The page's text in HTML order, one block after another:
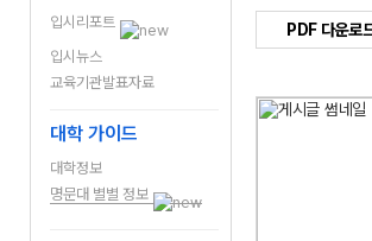
입시리포트
입시뉴스
교육기관발표자료
대학 가이드
대학정보
명문대 별별 정보
PDF 다운로